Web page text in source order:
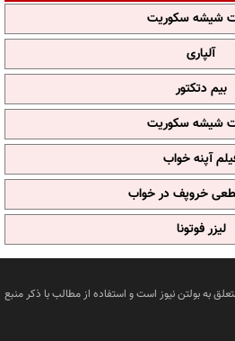
شیشه سکوریت
آلپاری
بیم دتکتور
شیشه سکوریت
آپنه خواب
خروپف در خواب
لیزر فوتونا
به بولتن نیوز است و استفاده از مطالب با ذکر منبع